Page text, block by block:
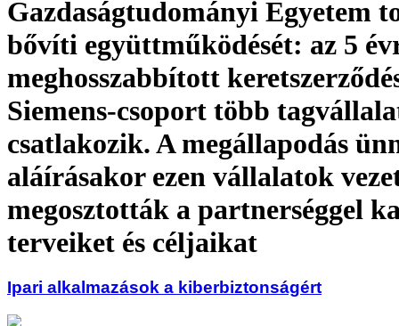
Gazdaságtudományi Egyetem
bővíti együttműködését: az 5
meghosszabbított
Siemens-csoport több
csatlakozik. A megállapodás
aláírásakor ezen vállalatok
megosztották a partnerséggel
terveiket és céljaikat
Ipari alkalmazások a kiberbiztonságért